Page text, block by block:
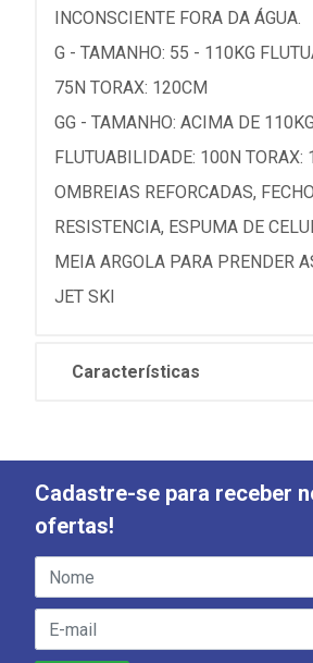
INCONSCIENTE FORA DA ÁGUA.
G - TAMANHO: 55 - 110KG
75N TORAX: 120CM
GG - TAMANHO: ACIMA DE 110KG
FLUTUABILIDADE: 100N TORAX:
OMBREIAS REFORCADAS,
RESISTENCIA, ESPUMA DE
MEIA ARGOLA PARA PRENDER
JET SKI
Características
Cadastre-se para receber
ofertas!